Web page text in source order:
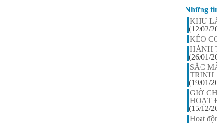
Những
KHU
(12/02/
KÉO
HÀNH
(26/01/
SẮC
TRINH
(19/01/
GIỜ
HOẠT
(15/12/
Hoạt